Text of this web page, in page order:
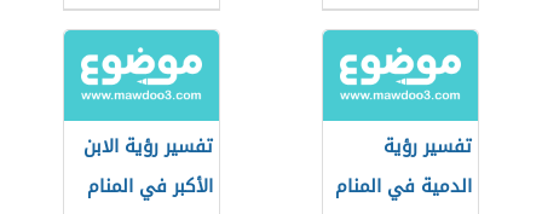
تفسير رؤية
الدمية في المنام
تفسير رؤية الابن
الأكبر في المنام